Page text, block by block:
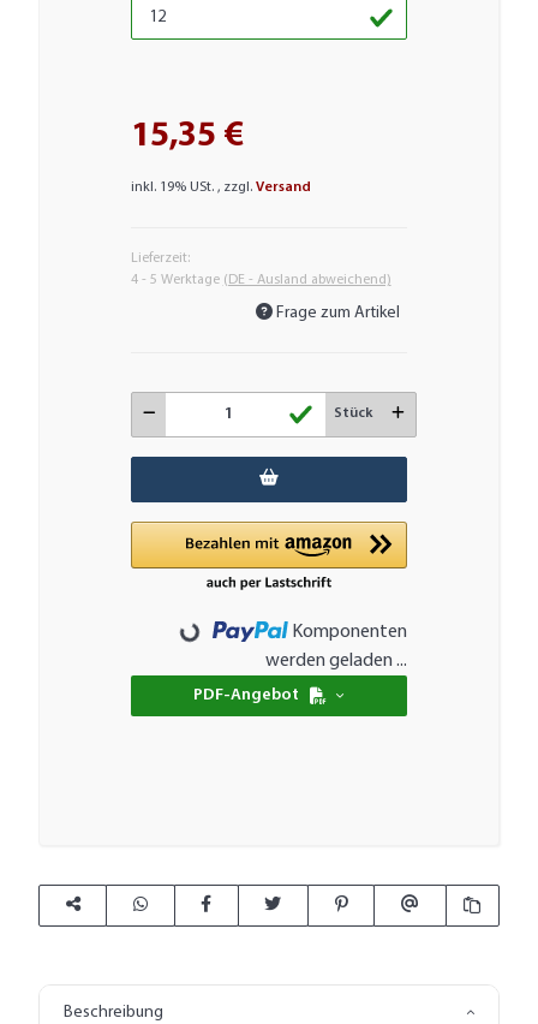
15,35 €
inkl. 19% USt. , zzgl. Versand
Lieferzeit:
4 - 5 Werktage (DE - Ausland abweichend)
Frage zum Artikel
Stück
Loading...
Komponenten
werden geladen ...
PDF-Angebot
Beschreibung